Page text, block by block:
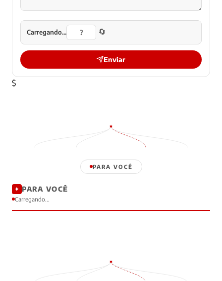
Carregando... 🔄
Enviar
$
PARA VOCÊ
✦ PARA VOCÊ
Carregando...